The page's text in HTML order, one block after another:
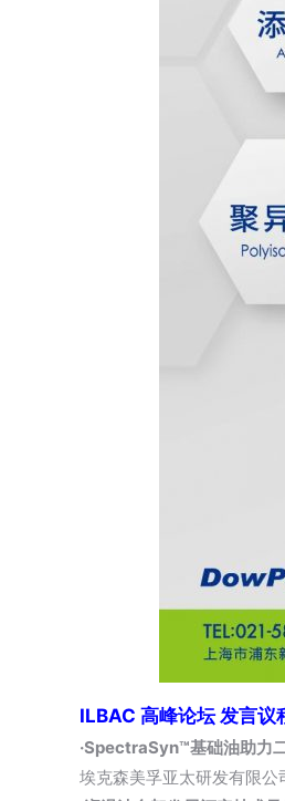
ILBAC 高峰论坛 发言议
·SpectraSyn™基础油助力
埃克森美孚亚太研发有限公